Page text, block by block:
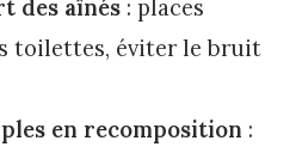
des aînés : places
toilettes, éviter le bruit
en recomposition :